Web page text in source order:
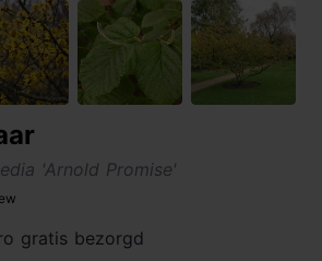
'Arnold Promise'
gratis bezorgd